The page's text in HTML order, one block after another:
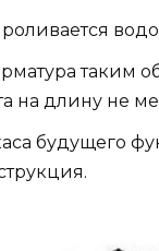
таким
на длину не
будущего